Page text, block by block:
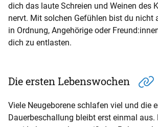
dich das laute Schreien und Weinen des
nervt. Mit solchen Gefühlen bist du nicht
in Ordnung, Angehörige oder
dich zu entlasten.
Die ersten Lebenswochen
Viele Neugeborene schlafen viel und die
Dauerbeschallung bleibt erst einmal aus.